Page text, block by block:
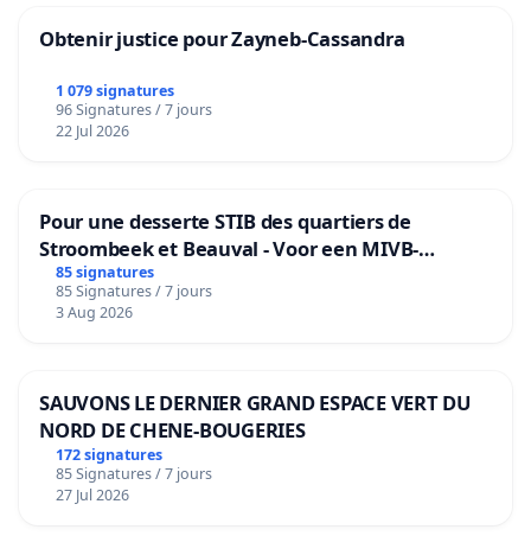
Obtenir justice pour Zayneb-Cassandra
1 079 signatures
96 Signatures / 7 jours
22 Jul 2026
Pour une desserte STIB des quartiers de
Stroombeek et Beauval - Voor een MIVB-
bediening van de wijken Strombeek en Het
Voor
85 signatures
85 Signatures / 7 jours
3 Aug 2026
SAUVONS LE DERNIER GRAND ESPACE VERT DU
NORD DE CHENE-BOUGERIES
172 signatures
85 Signatures / 7 jours
27 Jul 2026